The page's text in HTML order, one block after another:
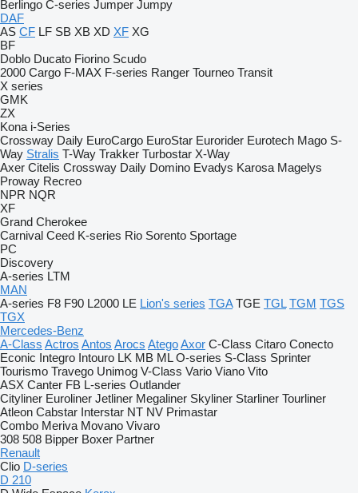
Berlingo C-series Jumper Jumpy
DAF
AS CF LF SB XB XD XF XG
BF
Doblo Ducato Fiorino Scudo
2000 Cargo F-MAX F-series Ranger Tourneo Transit
X series
GMK
ZX
Kona i-Series
Crossway Daily EuroCargo EuroStar Eurorider Eurotech Mago S-
Way Stralis T-Way Trakker Turbostar X-Way
Axer Citelis Crossway Daily Domino Evadys Karosa Magelys
Proway Recreo
NPR NQR
XF
Grand Cherokee
Carnival Ceed K-series Rio Sorento Sportage
PC
Discovery
A-series LTM
MAN
A-series F8 F90 L2000 LE Lion's series TGA TGE TGL TGM TGS
TGX
Mercedes-Benz
A-Class Actros Antos Arocs AtegoAxor C-Class Citaro Conecto
Econic Integro Intouro LK MB ML O-series S-Class Sprinter
Tourismo Travego Unimog V-Class Vario Viano Vito
ASX Canter FB L-series Outlander
Cityliner Euroliner Jetliner Megaliner Skyliner Starliner Tourliner
Atleon Cabstar Interstar NT NV Primastar
Combo Meriva Movano Vivaro
308 508 Bipper Boxer Partner
Renault
Clio D-series
D 210